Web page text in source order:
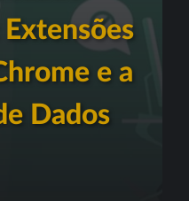
e a
Dados